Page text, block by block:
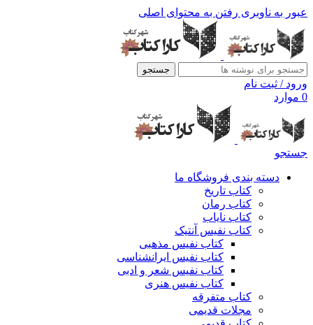
عبور به ناوبری رفتن به محتوای اصلی
جستجو
ورود / ثبت نام
0 موارد
جستجو
دسته بندی فروشگاه ما
کتاب تاریخ
کتاب رمان
کتاب نایاب
کتاب نفیس آنتیک
کتاب نفیس مذهبی
کتاب نفیس ایرانشناسی
کتاب نفیس شعر و ادبی
کتاب نفیس هنری
کتاب متفرقه
مجلات قدیمی